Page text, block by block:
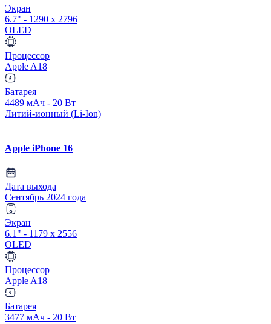
Экран
6.7" - 1290 x 2796
OLED
Процессор
Apple A18
Батарея
4489 мАч - 20 Вт
Литий-ионный (Li-Ion)
Apple iPhone 16
Дата выхода
Сентябрь 2024 года
Экран
6.1" - 1179 x 2556
OLED
Процессор
Apple A18
Батарея
3477 мАч - 20 Вт